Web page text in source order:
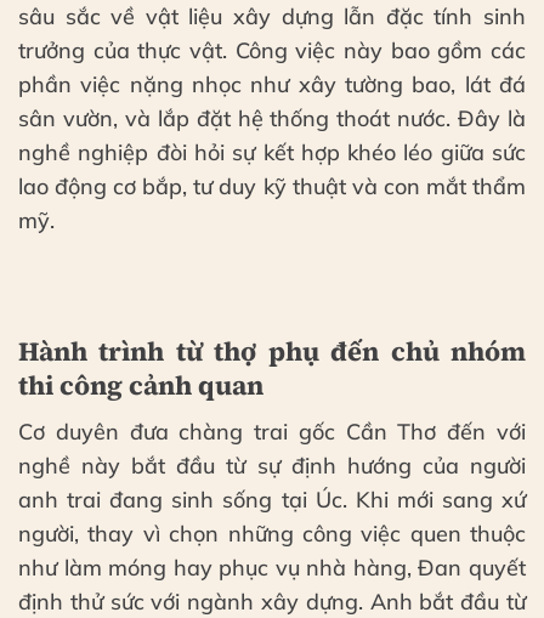
sâu sắc về vật liệu xây dựng lẫn đặc tính sinh
trưởng của thực vật. Công việc này bao gồm các
phần việc nặng nhọc như xây tường bao, lát đá
sân vườn, và lắp đặt hệ thống thoát nước. Đây là
nghề nghiệp đòi hỏi sự kết hợp khéo léo giữa sức
lao động cơ bắp, tư duy kỹ thuật và con mắt thẩm
mỹ.
Hành trình từ thợ phụ đến chủ nhóm
thi công cảnh quan
Cơ duyên đưa chàng trai gốc Cần Thơ đến với
nghề này bắt đầu từ sự định hướng của người
anh trai đang sinh sống tại Úc. Khi mới sang xứ
người, thay vì chọn những công việc quen thuộc
như làm móng hay phục vụ nhà hàng, Đan quyết
định thử sức với ngành xây dựng. Anh bắt đầu từ